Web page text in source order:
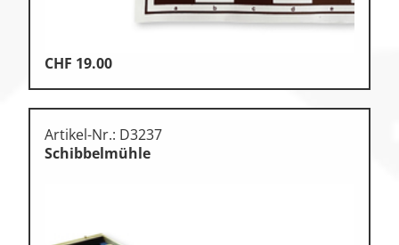
CHF 19.00
Artikel-Nr.: D3237
Schibbelmühle